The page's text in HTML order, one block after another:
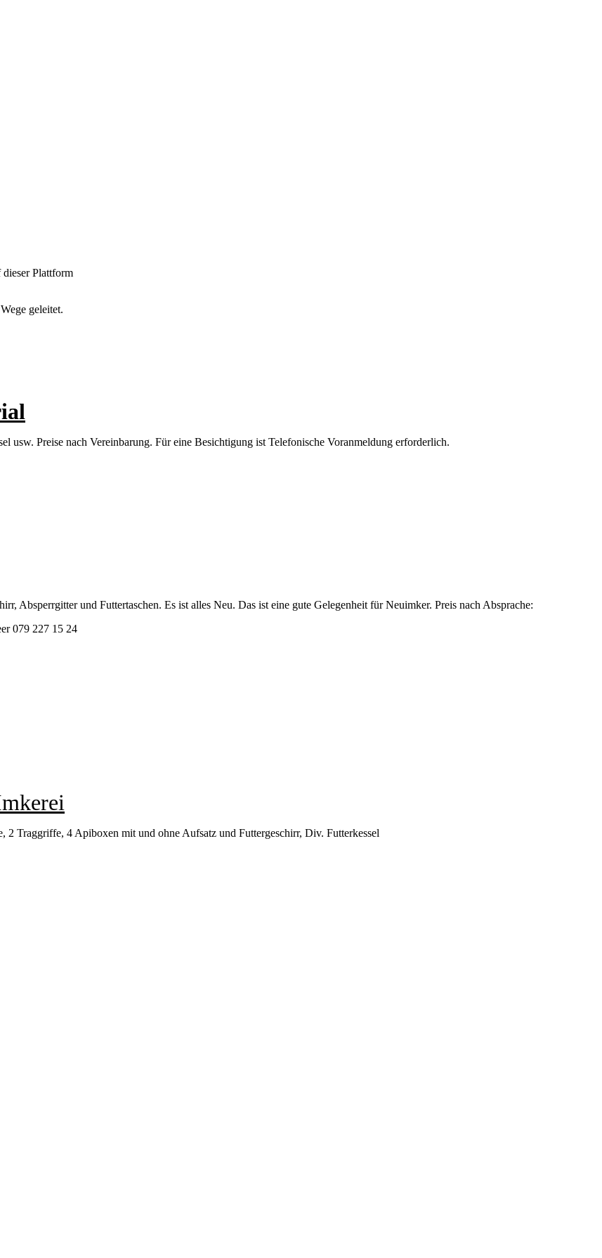
dieser Plattform
geleitet.
Preise nach Vereinbarung. Für eine Besichtigung ist Telefonische Voranmeldung erforderlich.
Absperrgitter und Futtertaschen. Es ist alles Neu. Das ist eine gute Gelegenheit für Neuimker. Preis nach Absprache:
079 227 15 24
Traggriffe, 4 Apiboxen mit und ohne Aufsatz und Futtergeschirr, Div. Futterkessel